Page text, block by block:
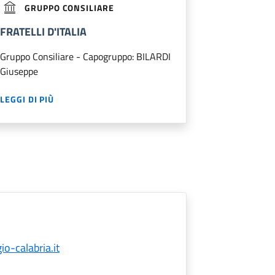
GRUPPO CONSILIARE
FRATELLI D'ITALIA
Gruppo Consiliare - Capogruppo: BILARDI
Giuseppe
LEGGI DI PIÙ
calabria.it